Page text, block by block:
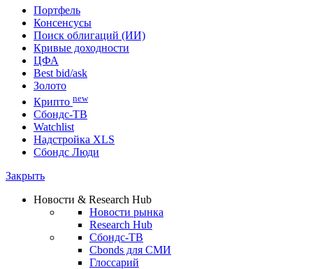
Портфель
Консенсусы
Поиск облигаций (ИИ)
Кривые доходности
ЦФА
Best bid/ask
Золото
Крипто new
Сбондс-ТВ
Watchlist
Надстройка XLS
Сбондс Люди
Закрыть
Новости & Research Hub
Новости рынка
Research Hub
Сбондс-ТВ
Cbonds для СМИ
Глоссарий